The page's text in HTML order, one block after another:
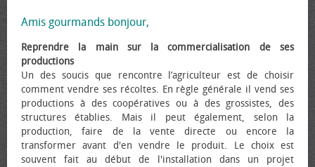
Amis gourmands bonjour,
Reprendre la main sur la commercialisation de ses
productions
Un des soucis que rencontre l’agriculteur est de choisir
comment vendre ses récoltes. En règle générale il vend ses
productions à des coopératives ou à des grossistes, des
structures établies. Mais il peut également, selon la
production, faire de la vente directe ou encore la
transformer avant d'en vendre le produit. Le choix est
souvent fait au début de l'installation dans un projet